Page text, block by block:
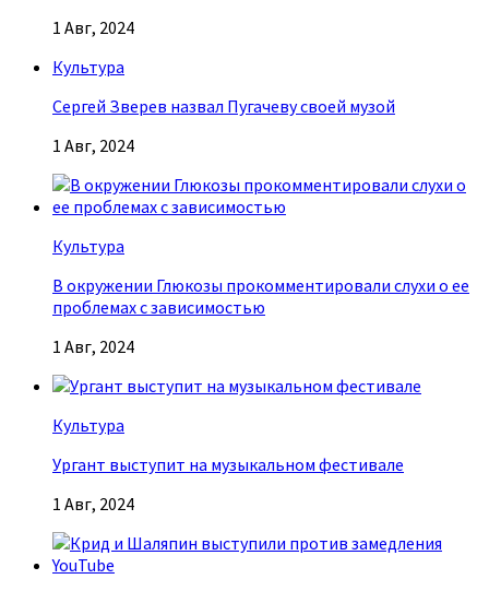
1 Авг, 2024
Культура
Сергей Зверев назвал Пугачеву своей музой
1 Авг, 2024
Культура
В окружении Глюкозы прокомментировали слухи о ее
проблемах с зависимостью
1 Авг, 2024
Культура
Ургант выступит на музыкальном фестивале
1 Авг, 2024